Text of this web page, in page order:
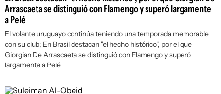
Arrascaeta se distinguió con Flamengo y superó largamente
a Pelé
El volante uruguayo continúa teniendo una temporada memorable
con su club; En Brasil destacan "el hecho histórico", por el que
Giorgian De Arrascaeta se distinguió con Flamengo y superó
largamente a Pelé